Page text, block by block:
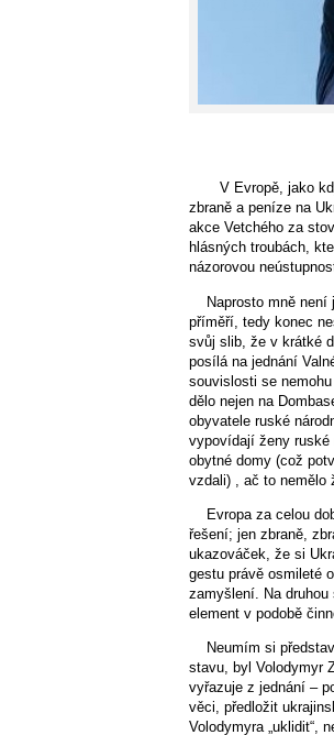
V Evropě, jako
zbraně a peníze na
akce Vetchého za
hlásných troubách,
názorovou
Naprosto mně
příměří, tedy konec
svůj slib, že v krátké
posílá na jednání
souvislosti se
dělo nejen na
obyvatele ruské
vypovídají ženy ruské
obytné domy (což
vzdali) , ač to nemělo
Evropa za celou
řešení; jen zbraně,
ukazováček, že si
gestu právě osmileté
zamyšlení. Na
element v podobě
Neumím si
stavu, byl Volodymyr
vyřazuje z jednání –
věci, předložit
Volodymyra „uklidit“,